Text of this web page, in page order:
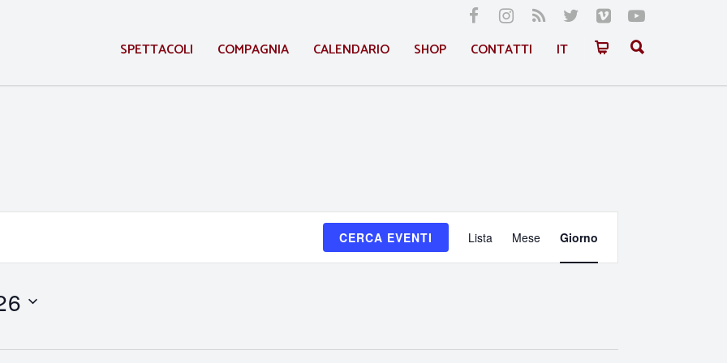
SPETTACOLI COMPAGNIA CALENDARIO SHOP CONTATTI IT
CERCA EVENTI
Evento
Viste
Lista Mese Giorno